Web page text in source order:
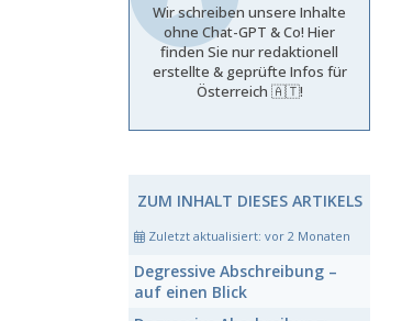
Wir schreiben unsere Inhalte
ohne Chat-GPT & Co! Hier
finden Sie nur redaktionell
erstellte & geprüfte Infos für
Österreich 🇦🇹!
ZUM INHALT DIESES ARTIKELS
Zuletzt aktualisiert: vor 2 Monaten
Degressive Abschreibung –
auf einen Blick